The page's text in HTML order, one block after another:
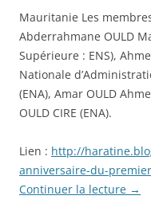
Mauritanie Les
Abderrahmane OULD
Supérieure : ENS),
Nationale
(ENA), Amar OULD
OULD CIRE (ENA).
Lien : http://
anniversaire-du-
Continuer la lecture →